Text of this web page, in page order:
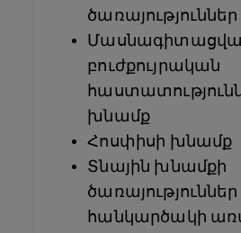
բուժքույրական
խնամք
Հոսփիսի խնամք
Տնային խնամքի
ծառայություններ
հանկարծակի